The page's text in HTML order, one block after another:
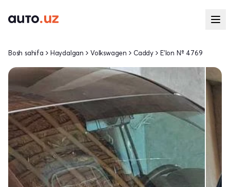
Bosh sahifa Haydalgan Volkswagen Caddy E'lon № 4769